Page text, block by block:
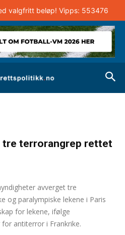
valgfritt beløp! Vipps: 553476
tre terrorangrep rettet
2024
avverget tre
og paralympiske lekene i Paris
for lekene, ifølge
antiterror i Frankrike.